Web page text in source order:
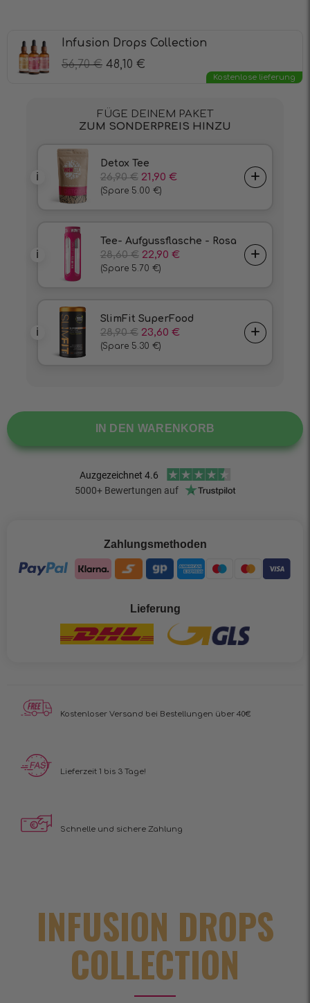
Infusion Drops Collection
56,70€ 48,10 €
Kostenlose lieferung
IN DEN WARENKORB
Zahlungsmethoden
Lieferung
Kostenloser Versand bei Bestellungen über 40€
Lieferzeit 1 bis 3 Tage!
Schnelle und sichere Zahlung
INFUSION DROPS
COLLECTION